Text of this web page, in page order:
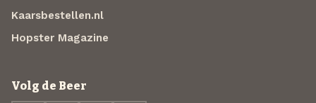
Kaarsbestellen.nl
Hopster Magazine
Volg de Beer